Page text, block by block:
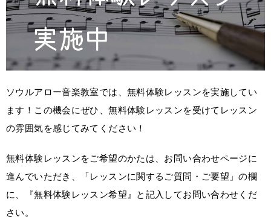
ソウルアロー音楽教室では、無料体験レッスンを実施してい
ます！この機会にぜひ、無料体験レッスンを受けてレッスン
の雰囲気を感じてみてください！
無料体験レッスンをご希望のかたは、お問い合わせページに
進んでいただき、「レッスンに関するご質問・ご要望」の欄
に、『無料体験レッスン希望』と記入してお問い合わせくだ
さい。